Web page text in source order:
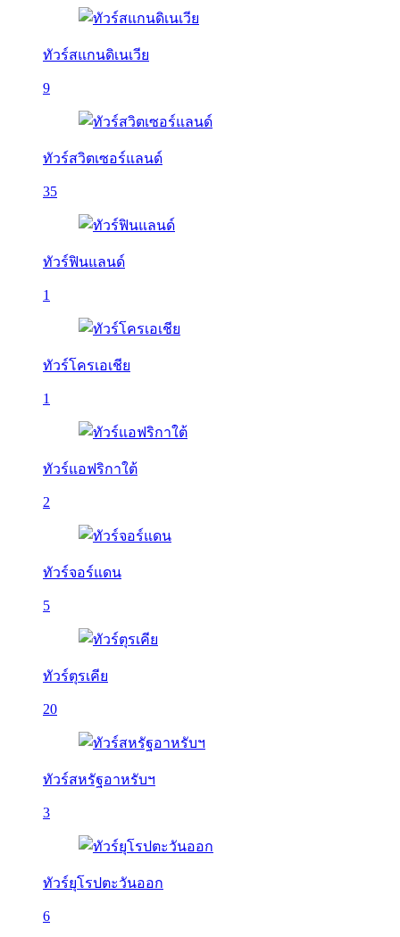
ทัวร์สแกนดิเนเวีย
9
ทัวร์สวิตเซอร์แลนด์
35
ทัวร์ฟินแลนด์
1
ทัวร์โครเอเชีย
1
ทัวร์แอฟริกาใต้
2
ทัวร์จอร์แดน
5
ทัวร์ตุรเคีย
20
ทัวร์สหรัฐอาหรับฯ
3
ทัวร์ยุโรปตะวันออก
6